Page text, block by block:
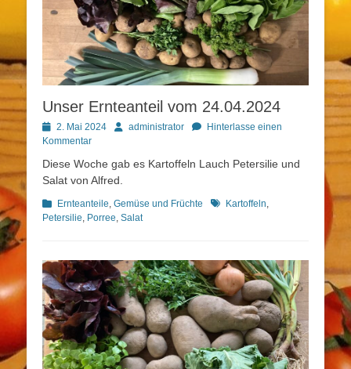
Unser Ernteanteil vom 24.04.2024
Posted
on
2. Mai 2024 Autoradministrator
Hinterlasse einen
Kommentar
Diese Woche gab es Kartoffeln Lauch Petersilie und
Salat von Alfred.
Kategorien
Ernteanteile, Gemüse und Früchte Schlagworte
Kartoffeln,
Petersilie, Porree, Salat